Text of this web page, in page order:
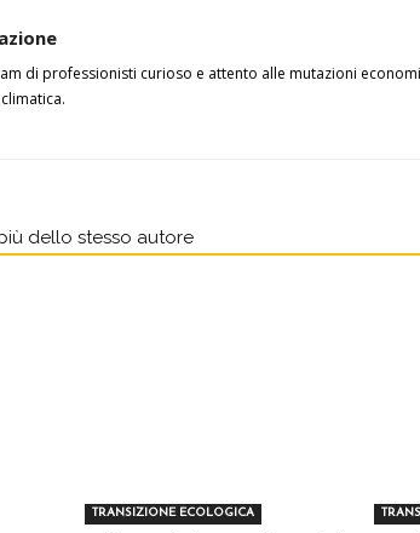
di professionisti curioso e attento alle mutazioni
dello stesso autore
TRANSIZIONE ECOLOGICA